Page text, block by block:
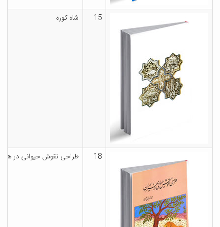
15 شاه کوره
18 طراحی نقوش حیوانی در هنر